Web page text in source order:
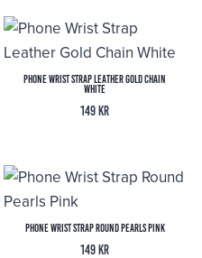
Phone Wrist Strap Leather Gold Chain
White
149 kr
Phone Wrist Strap Round Pearls Pink
149 kr